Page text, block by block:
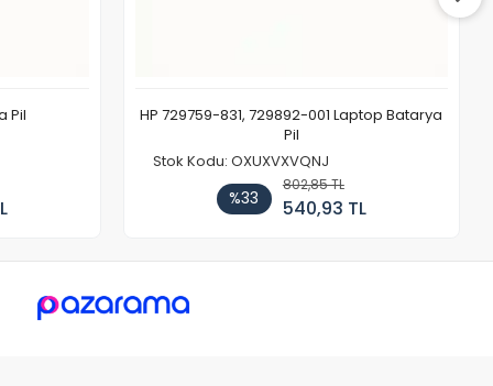
Pil
HP 729759-831, 729892-001 Laptop Batarya
Pil
Stok Kodu: OXUXVXVQNJ
%33
802,85 TL
540,93 TL